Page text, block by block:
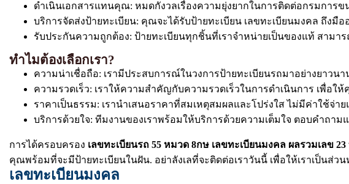
ดำเนินเอกสารแทนคุณ: หมดกังวลเรื่องความยุ่งยากในการติดต่อกรมการ
บริการจัดส่งป้ายทะเบียน: คุณจะได้รับป้ายทะเบียน เลขทะเบียนมงคล ถึงมื
รับประกันความถูกต้อง: ป้ายทะเบียนทุกชิ้นที่เราจำหน่ายเป็นของแท้ สามา
ทำไมต้องเลือกเรา?
ความน่าเชื่อถือ: เรามีประสบการณ์ในวงการป้ายทะเบียนรถมาอย่างยาวน
ความรวดเร็ว: เราให้ความสำคัญกับความรวดเร็วในการดำเนินการ เพื่อใ
ราคาเป็นธรรม: เรานำเสนอราคาที่สมเหตุสมผลและโปร่งใส ไม่มีค่าใช้จ่าย
บริการด้วยใจ: ทีมงานของเราพร้อมให้บริการด้วยความเต็มใจ ตอบคำถ
การได้ครอบครอง เลขทะเบียนรถ 55 หมวด 8กษ เลขทะเบียนมงคล ผลรวมเลข 23
คุณพร้อมที่จะมีป้ายทะเบียนในฝัน. อย่าลังเลที่จะติดต่อเราวันนี้ เพื่อให้เราเป็นส่
เลขทะเบียนมงคล